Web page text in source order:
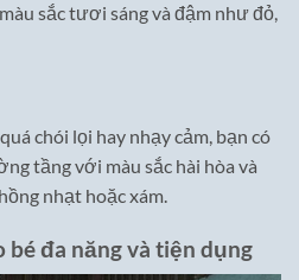
sắc tươi sáng và đậm như đỏ,
chói lọi hay nhạy cảm, bạn có
tầng với màu sắc hài hòa và
nhạt hoặc xám.
béđa năng và tiện dụng